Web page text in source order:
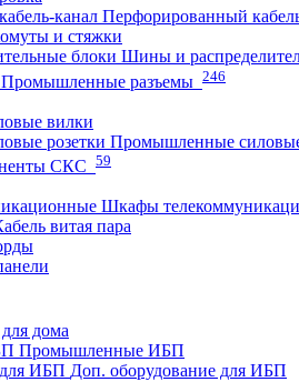
Перфорированный
и стяжки
Шины и
Промышленные разъемы 246
вилки
Промышленные
СКС 59
Шкафы
витая пара
дома
Промышленные ИБП
Доп. оборудование для ИБП